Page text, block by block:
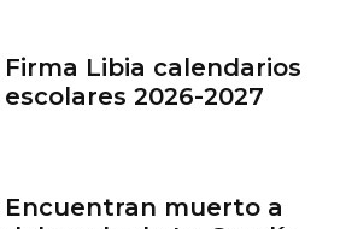
Firma Libia calendarios
escolares 2026-2027
Encuentran muerto a